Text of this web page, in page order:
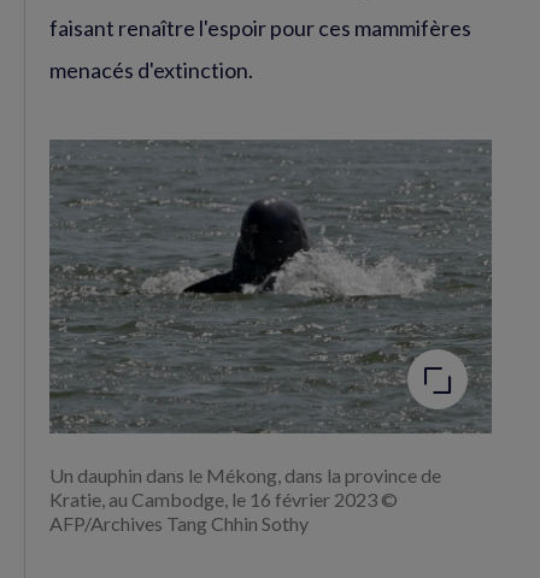
faisant renaître l'espoir pour ces mammifères
menacés d'extinction.
Agrandir
l'image
Un dauphin dans le Mékong, dans la province de
Kratie, au Cambodge, le 16 février 2023 ©
AFP/Archives Tang Chhin Sothy